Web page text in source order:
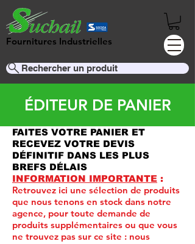
Fournitures Industrielles
Rechercher un produit
ÉDITEUR DE PANIER
FAITES VOTRE PANIER ET
RECEVEZ VOTRE DEVIS
DÉFINITIF DANS LES PLUS
BREFS DÉLAIS
INFORMATION IMPORTANTE :
Retrouvez ici une sélection de produits
que nous tenons en stock dans notre
agence, pour toute demande de
produits supplémentaires ou que vous
ne trouvez pas sur ce site : nous